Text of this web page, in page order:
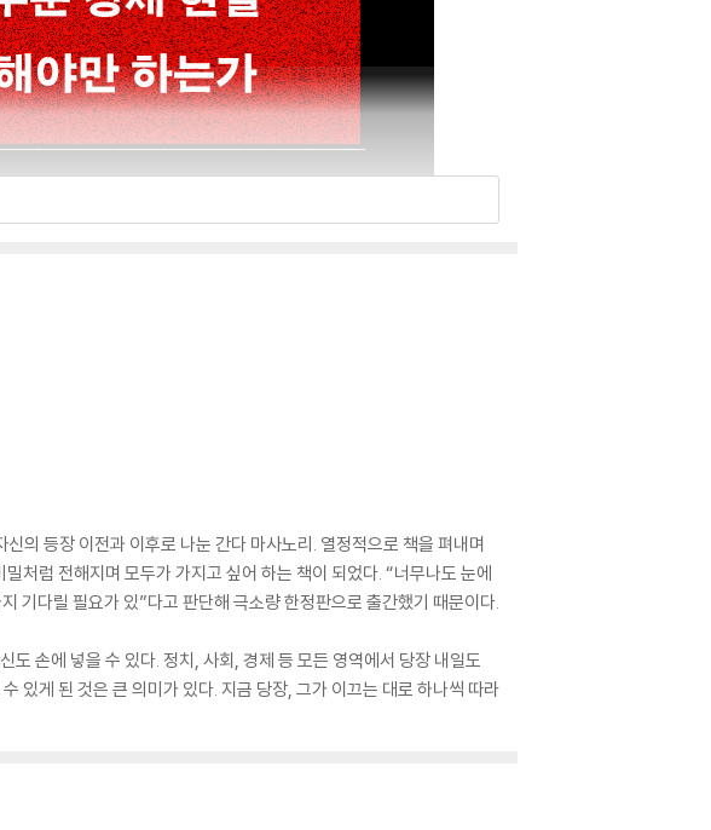
의 등장 이전과 이후로 나눈 간다 마사노리. 열정적으로 책을 펴내며
처럼 전해지며 모두가 가지고 싶어 하는 책이 되었다. “너무나도 눈에
기다릴 필요가 있”다고 판단해 극소량 한정판으로 출간했기 때문이다.
손에 넣을 수 있다. 정치, 사회, 경제 등 모든 영역에서 당장 내일도
있게 된 것은 큰 의미가 있다. 지금 당장, 그가 이끄는 대로 하나씩 따라